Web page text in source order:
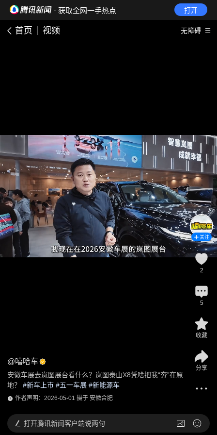
· 获取全网一手热点 打开
首页 视频 无障碍
@嘻哈车
安徽车展去岚图展台看什么？岚图泰山X8凭啥把我“夯”在原
地？
#新车上市 #五一车展 #新能源车
作者声明：2026-05-01 摄于 安徽合肥
关注
2
5
收藏
分享
打开腾讯新闻客户端说两句